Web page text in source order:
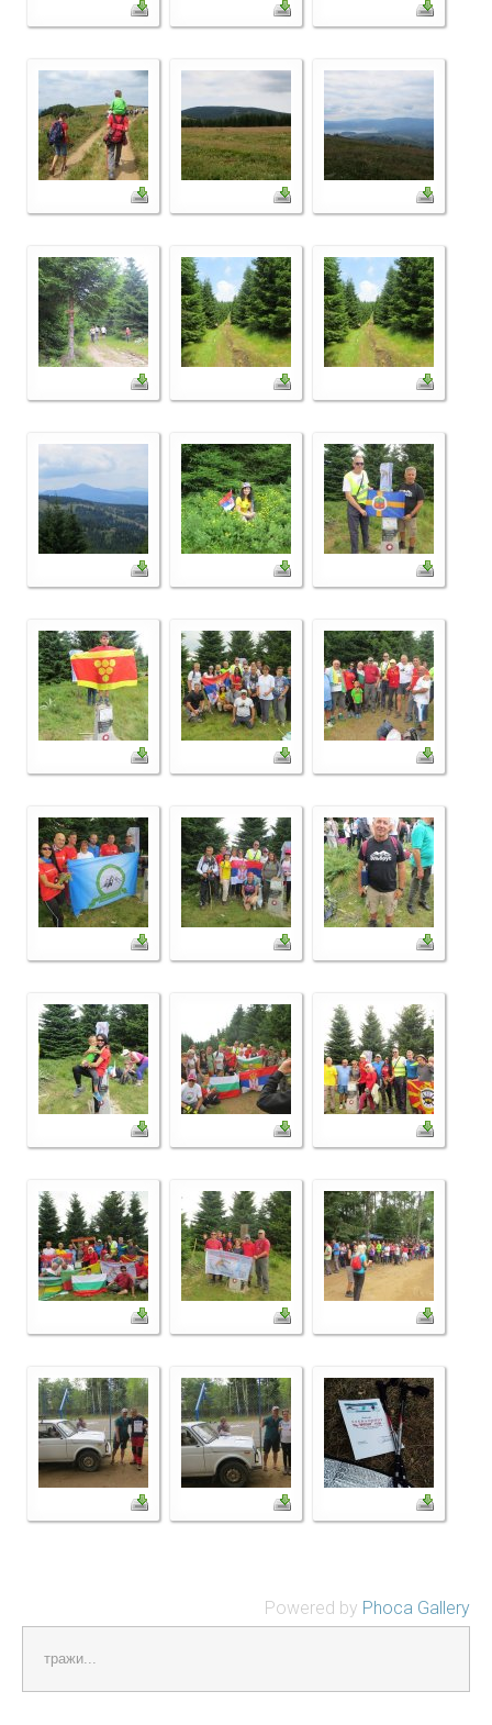
Powered by Phoca Gallery
тражи...